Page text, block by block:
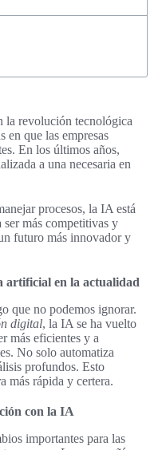
la revolución tecnológica
en que las empresas
En los últimos años,
a una necesaria en
procesos, la IA está
ser más competitivas y
futuro más innovador y
artificial en la actualidad
que no podemos ignorar.
digital, la IA se ha vuelto
más eficientes y a
No solo automatiza
profundos. Esto
más rápida y certera.
con la IA
importantes para las